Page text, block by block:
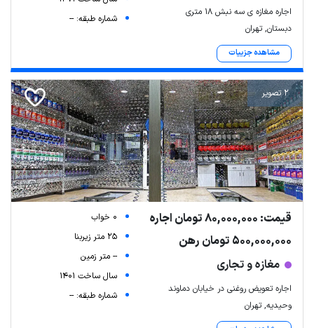
اجاره مغازه ی سه نبش ۱۸ متری
دبستان, تهران
مشاهده جزییات
شماره طبقه: --
2 تصویر
قیمت: 80,000,000 تومان اجاره
500,000,000 تومان رهن
مغازه و تجاری
اجاره تعویض روغنی در خیابان دماوند
وحیدیه, تهران
0 خواب
25 متر زیربنا
-- متر زمین
سال ساخت 1401
شماره طبقه: --